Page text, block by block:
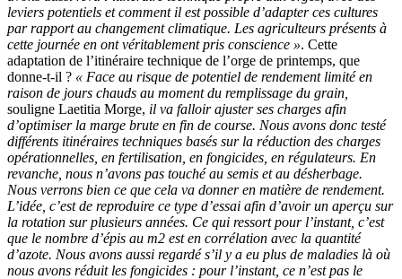
leviers potentiels et comment il est possible d’adapter ces cultures
par rapport au changement climatique. Les agriculteurs présents à
cette journée en ont véritablement pris conscience ». Cette
adaptation de l’itinéraire technique de l’orge de printemps, que
donne-t-il ? « Face au risque de potentiel de rendement limité en
raison de jours chauds au moment du remplissage du grain,
souligne Laetitia Morge, il va falloir ajuster ses charges afin
d’optimiser la marge brute en fin de course. Nous avons donc testé
différents itinéraires techniques basés sur la réduction des charges
opérationnelles, en fertilisation, en fongicides, en régulateurs. En
revanche, nous n’avons pas touché au semis et au désherbage.
Nous verrons bien ce que cela va donner en matière de rendement.
L’idée, c’est de reproduire ce type d’essai afin d’avoir un aperçu sur
la rotation sur plusieurs années. Ce qui ressort pour l’instant, c’est
que le nombre d’épis au m2 est en corrélation avec la quantité
d’azote. Nous avons aussi regardé s’il y a eu plus de maladies là où
nous avons réduit les fongicides : pour l’instant, ce n’est pas le